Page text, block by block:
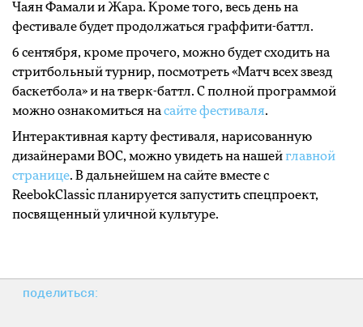
Чаян Фамали и Жара. Кроме того, весь день на
фестивале будет продолжаться граффити-баттл.
6 сентября, кроме прочего, можно будет сходить на
стритбольный турнир, посмотреть «Матч всех звезд
баскетбола» и на тверк-баттл. С полной программой
можно ознакомиться на сайте фестиваля.
Интерактивная карту фестиваля, нарисованную
дизайнерами ВОС, можно увидеть на нашейглавной
странице. В дальнейшем на сайте вместе с
ReebokClassic планируется запустить спецпроект,
посвященный уличной культуре.
поделиться: